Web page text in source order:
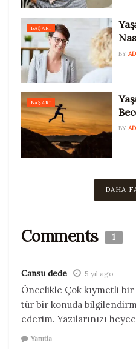
BAŞARI
BY
BAŞARI
BY
DAHA
Comments 1
Cansu dede 5 yıl ago
Öncelikle Çok kıymetli
tür bir konuda
ederim. Yazılarınızı
Yanıtla